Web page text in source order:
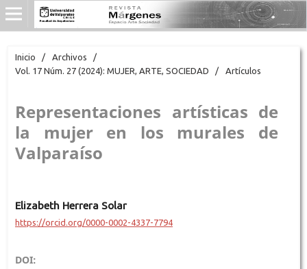
Inicio / Archivos
/
Vol. 17 Núm. 27 (2024): MUJER, ARTE, SOCIEDAD
/ Artículos
Representaciones artísticas de
la mujer en los murales de
Valparaíso
Elizabeth Herrera Solar
https://orcid.org/0000-0002-4337-7794
DOI: